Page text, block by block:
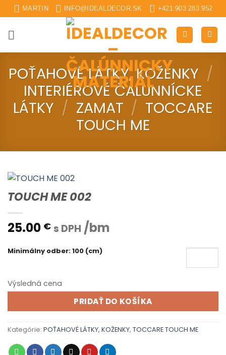
Skip
to
content
MARTIN INFO@IDEALDECOR.SK +421 903 283 952
POŤAHOVÉ LÁTKY, KOŽENKY /
INTERIÉROVÉ ČALUNNÍCKE
LÁTKY / ZAMAT / TOCCARE
TOUCH ME
TOUCH ME 002
25.00 € s DPH /bm
Minimálny odber: 100 (cm)
Výsledná cena
PRIDAŤ DO KOŠÍKA
Kategórie: POŤAHOVÉ LÁTKY, KOŽENKY, TOCCARE TOUCH ME